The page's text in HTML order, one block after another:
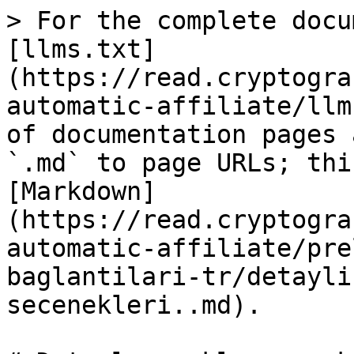
> For the complete
[llms.txt]
(https://
automatic-affiliate/
of documentation
`.md` to page URLs;
[Markdown]
(https://
automatic-affiliate/
baglantilari-tr/detayli-
secenekleri..md).